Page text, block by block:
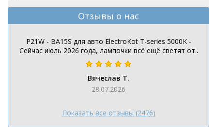
Отзывы о нас
P21W - BA15S для авто ElectroKot T-series 5000K -
Сейчас июль 2026 года, лампочки всё ещё светят от..
Вячеслав Т.
28.07.2026
Показать все отзывы (2476)